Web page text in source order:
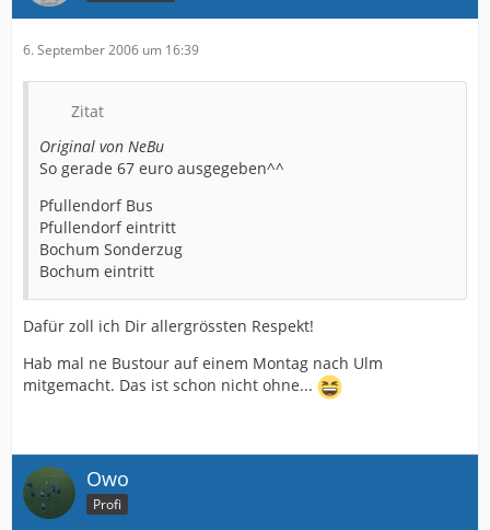
6. September 2006 um 16:39
Zitat
Original von NeBu
So gerade 67 euro ausgegeben^^
Pfullendorf Bus
Pfullendorf eintritt
Bochum Sonderzug
Bochum eintritt
Dafür zoll ich Dir allergrössten Respekt!
Hab mal ne Bustour auf einem Montag nach Ulm
mitgemacht. Das ist schon nicht ohne...
Owo
Profi